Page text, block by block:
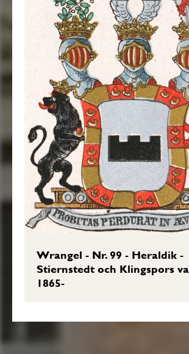
Wrangel - Nr. 99 - Heraldik -
Stiernstedt och Klingspors
1865-